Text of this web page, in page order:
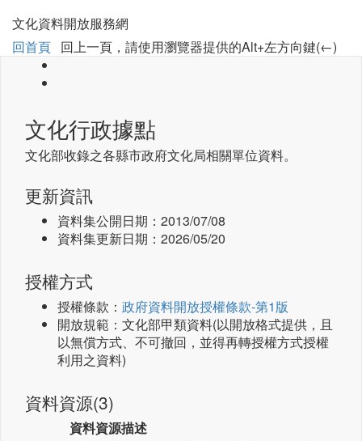
文化資料開放服務網
回首頁 回上一頁，請使用瀏覽器提供的Alt+左方向鍵(←)
文化行政據點
文化部收錄之各縣市政府文化局相關單位資料。
更新資訊
資料集公開日期： 2013/07/08
資料集更新日期： 2026/05/20
授權方式
授權條款： 政府資料開放授權條款-第1版
開放規範：文化部甲類資料(以開放格式提供，且
以無償方式、不可撤回，並得再轉授權方式授權
利用之資料)
資料資源(3)
資料資源描述